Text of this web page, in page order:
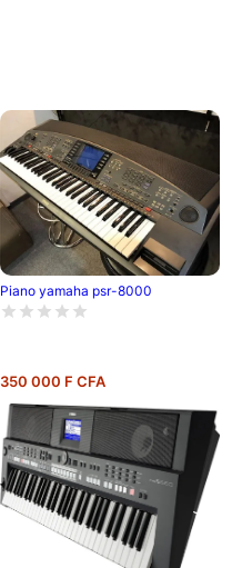
Piano yamaha psr-8000
350 000 F CFA